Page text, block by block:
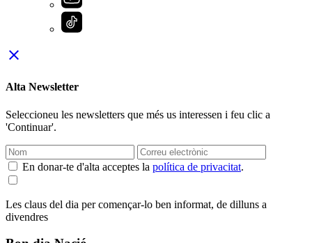
close
Alta Newsletter
Seleccioneu les newsletters que més us interessen i feu clic a
'Continuar'.
En donar-te d'alta acceptes la política de privacitat.
Les claus del dia per començar-lo ben informat, de dilluns a
divendres